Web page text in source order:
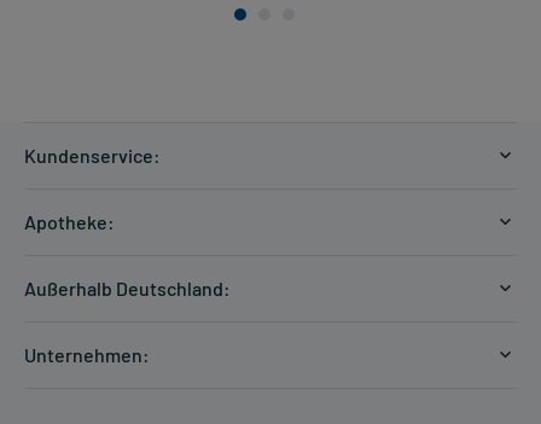
Kundenservice:
Zahlungsarten
Hilfe
Apotheke:
Außerhalb Deutschland:
Unternehmen: